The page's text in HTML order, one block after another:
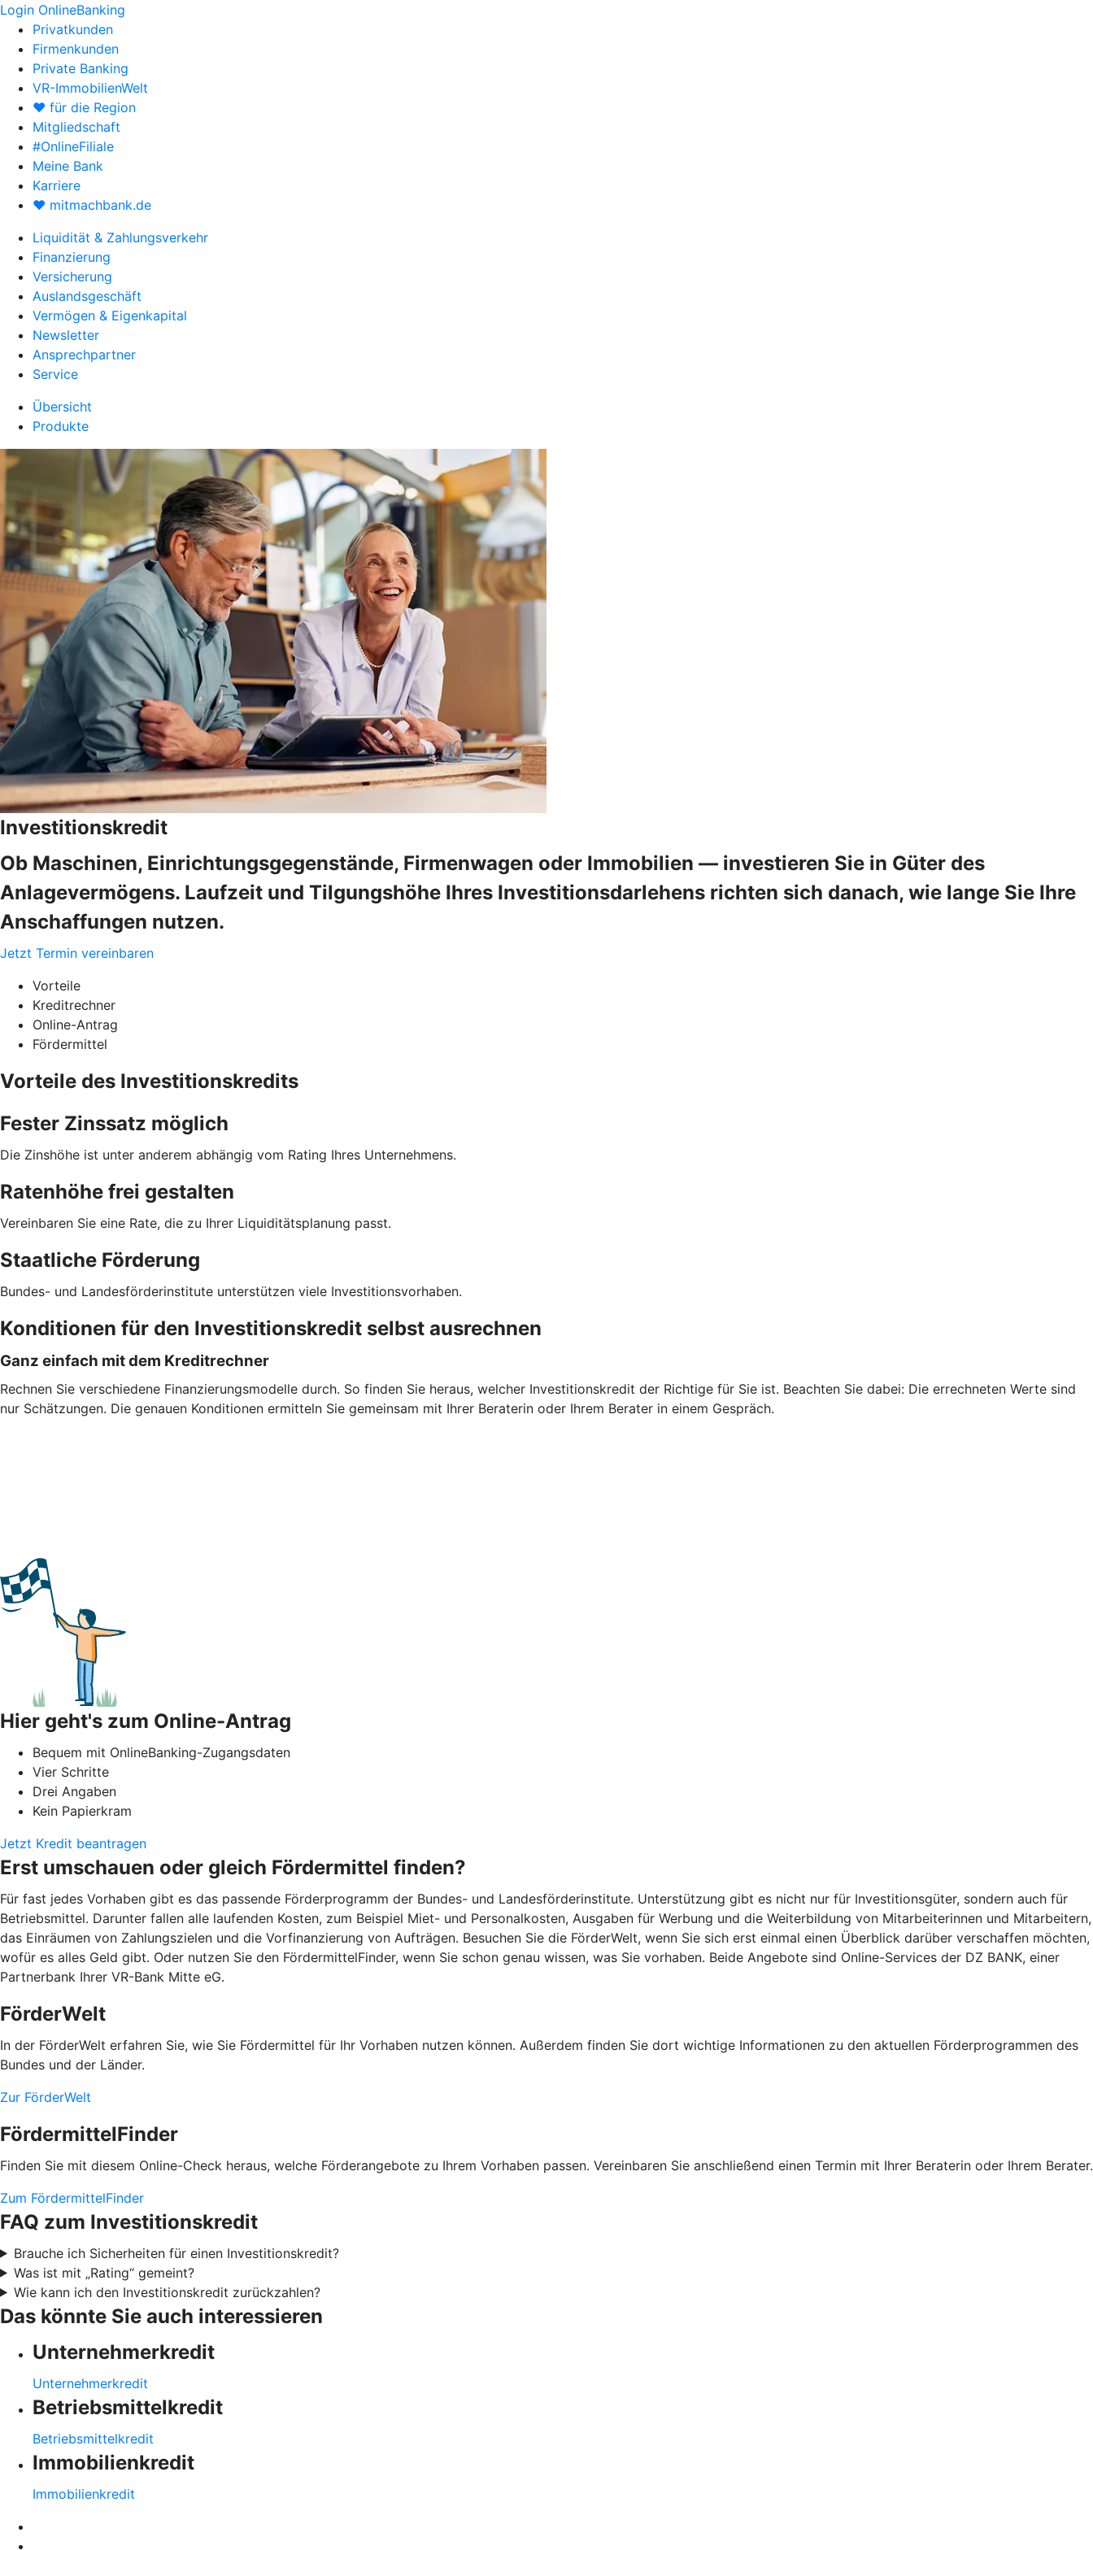
Login OnlineBanking
Privatkunden
Firmenkunden
Private Banking
VR-ImmobilienWelt
♥ für die Region
Mitgliedschaft
#OnlineFiliale
Meine Bank
Karriere
♥ mitmachbank.de
Liquidität & Zahlungsverkehr
Finanzierung
Versicherung
Auslandsgeschäft
Vermögen & Eigenkapital
Newsletter
Ansprechpartner
Service
Übersicht
Produkte
Investitionskredit
Ob Maschinen, Einrichtungsgegenstände, Firmenwagen oder Immobilien — investieren Sie in Güter des
Anlagevermögens. Laufzeit und Tilgungshöhe Ihres Investitionsdarlehens richten sich danach, wie lange Sie Ihre
Anschaffungen nutzen.
Jetzt Termin vereinbaren
Vorteile
Kreditrechner
Online-Antrag
Fördermittel
Vorteile des Investitionskredits
Fester Zinssatz möglich
Die Zinshöhe ist unter anderem abhängig vom Rating Ihres Unternehmens.
Ratenhöhe frei gestalten
Vereinbaren Sie eine Rate, die zu Ihrer Liquiditätsplanung passt.
Staatliche Förderung
Bundes- und Landesförderinstitute unterstützen viele Investitionsvorhaben.
Konditionen für den Investitionskredit selbst ausrechnen
Ganz einfach mit dem Kreditrechner
Rechnen Sie verschiedene Finanzierungsmodelle durch. So finden Sie heraus, welcher Investitionskredit der Richtige für Sie ist. Beachten Sie dabei: Die errechneten Werte sind
nur Schätzungen. Die genauen Konditionen ermitteln Sie gemeinsam mit Ihrer Beraterin oder Ihrem Berater in einem Gespräch.
Hier geht's zum Online-Antrag
Bequem mit OnlineBanking-Zugangsdaten
Vier Schritte
Drei Angaben
Kein Papierkram
Jetzt Kredit beantragen
Erst umschauen oder gleich Fördermittel finden?
Für fast jedes Vorhaben gibt es das passende Förderprogramm der Bundes- und Landesförderinstitute. Unterstützung gibt es nicht nur für Investitionsgüter, sondern auch für
Betriebsmittel. Darunter fallen alle laufenden Kosten, zum Beispiel Miet- und Personalkosten, Ausgaben für Werbung und die Weiterbildung von Mitarbeiterinnen und Mitarbeitern,
das Einräumen von Zahlungszielen und die Vorfinanzierung von Aufträgen. Besuchen Sie die FörderWelt, wenn Sie sich erst einmal einen Überblick darüber verschaffen möchten,
wofür es alles Geld gibt. Oder nutzen Sie den FördermittelFinder, wenn Sie schon genau wissen, was Sie vorhaben. Beide Angebote sind Online-Services der DZ BANK, einer
Partnerbank Ihrer VR-Bank Mitte eG.
FörderWelt
In der FörderWelt erfahren Sie, wie Sie Fördermittel für Ihr Vorhaben nutzen können. Außerdem finden Sie dort wichtige Informationen zu den aktuellen Förderprogrammen des
Bundes und der Länder.
Zur FörderWelt
FördermittelFinder
Finden Sie mit diesem Online-Check heraus, welche Förderangebote zu Ihrem Vorhaben passen. Vereinbaren Sie anschließend einen Termin mit Ihrer Beraterin oder Ihrem Berater.
Zum FördermittelFinder
FAQ zum Investitionskredit
Brauche ich Sicherheiten für einen Investitionskredit?
Was ist mit „Rating“ gemeint?
Wie kann ich den Investitionskredit zurückzahlen?
Das könnte Sie auch interessieren
Unternehmerkredit
Unternehmerkredit
Betriebsmittelkredit
Betriebsmittelkredit
Immobilienkredit
Immobilienkredit